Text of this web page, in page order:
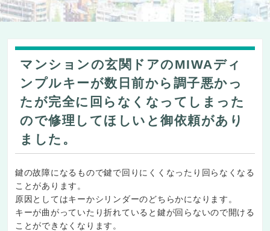
マンションの玄関ドアのMIWAディ
ンプルキーが数日前から調子悪かっ
たが完全に回らなくなってしまった
ので修理してほしいと御依頼があり
ました。
鍵の故障になるもので鍵で回りにくくなったり回らなくなる
ことがあります。
原因としてはキーかシリンダーのどちらかになります。
キーが曲がっていたり折れていると鍵が回らないので開ける
ことができなくなります。